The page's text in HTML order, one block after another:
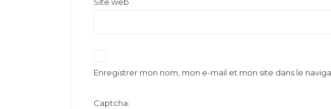
Enregistrer mon nom, mon e-mail et mon site dans le
Captcha: